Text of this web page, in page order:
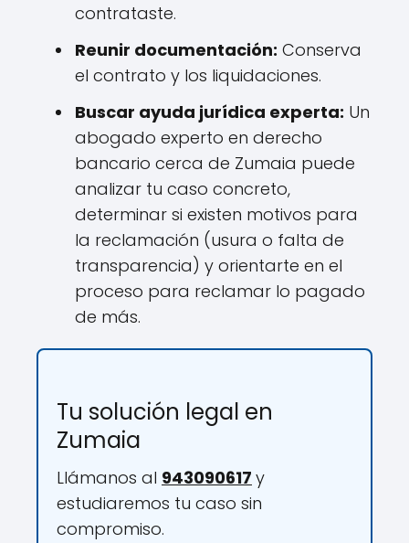
contrataste.
Reunir documentación: Conserva
el contrato y los liquidaciones.
Buscar ayuda jurídica experta: Un
abogado experto en derecho
bancario cerca de Zumaia puede
analizar tu caso concreto,
determinar si existen motivos para
la reclamación (usura o falta de
transparencia) y orientarte en el
proceso para reclamar lo pagado
de más.
Tu solución legal en
Zumaia
Llámanos al 943090617 y
estudiaremos tu caso sin
compromiso.